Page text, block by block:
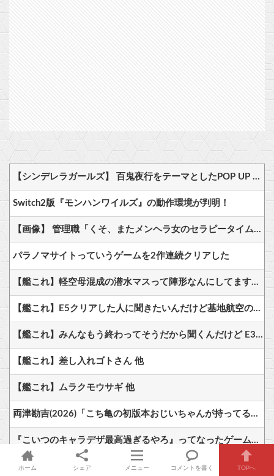
【シンデレラガールズ】 百鬼夜行をテーマとしたPOP UP SHOPが東京・大阪にて開催
Switch2版『モンハンワイルズ』の動作環境が判明！
【画像】 管理職「くそ、またメンヘラ女のセラピータイムか」
パラノマサイトっていうゲームを2作連続クリアした
【艦これ】軽空母混成の潜水マスって陣形なんにしてますの？？？
【艦これ】E5クリアした人に聞きたいんだけど基地航空の熟練度どうしてた？
【艦これ】みんなもう終わってそうだから聞くんだけど E3-2ってサブの穴が空いてないダイハツ駆逐並べて 高速＋とかしてるとアホほど時間かかる？
【艦これ】差し入れゴトさん 他
【艦これ】ムラクモウサギ 他
両津勘吉(2026)「こち亀の初版本おじいちゃんが持ってるかもしれないよ！内容は変わらないからね！」
『こいつのキャラデザ最高過ぎるやろ』ってなったゲームキャラｗｗｗｗ
【朗報】名作幻想水滸伝、14年ぶりソシャゲとして完全復活
ホーム シェア メニュー コメントを書く TOPへ